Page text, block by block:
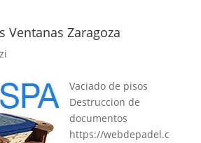
Ventanas Zaragoza
Vaciado de pisos
Destruccion de
documentos
https://webdepadel.c